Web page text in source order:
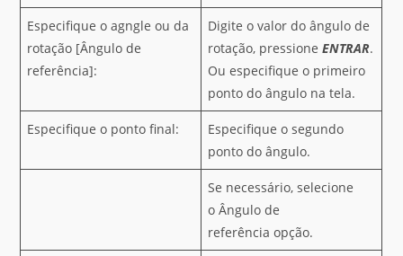
Especifique o agngle ou da
rotação [Ângulo de
referência]:
Digite o valor do ângulo de
rotação, pressioneENTRAR.
Ou especifique o primeiro
ponto do ângulo na tela.
Especifique o ponto final:
Especifique o segundo
ponto do ângulo.
Se necessário, selecione
o Ângulo de
referência opção.